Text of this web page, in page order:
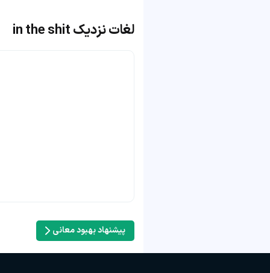
لغات نزدیک in the shit
پیشنهاد بهبود معانی